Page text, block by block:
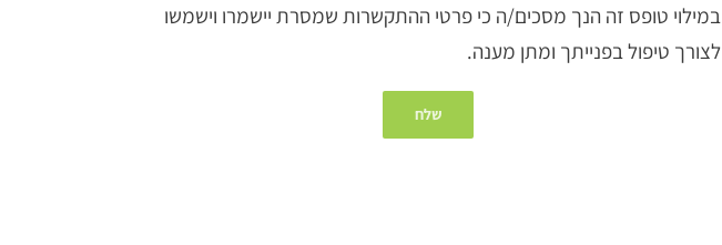
במילוי טופס זה הנך מסכים/ה כי פרטי ההתקשרות שמסרת יישמרו וישמשו
לצורך טיפול בפנייתך ומתן מענה.